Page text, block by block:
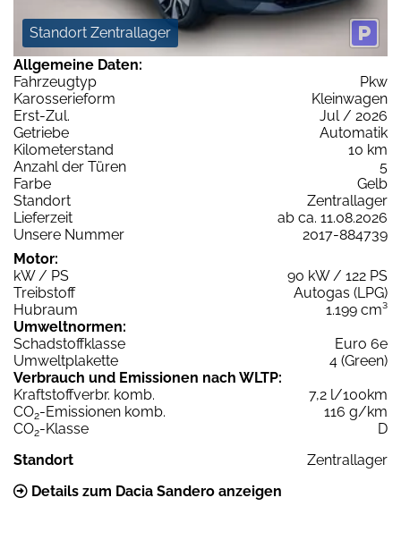
Standort Zentrallager
Allgemeine Daten:
Fahrzeugtyp
Pkw
Karosserieform
Kleinwagen
Erst-Zul.
Jul / 2026
Getriebe
Automatik
Kilometerstand
10 km
Anzahl der Türen
5
Farbe
Gelb
Standort
Zentrallager
Lieferzeit
ab ca. 11.08.2026
Unsere Nummer
2017-884739
Motor:
kW / PS
90 kW / 122 PS
Treibstoff
Autogas (LPG)
Hubraum
1.199 cm³
Umweltnormen:
Schadstoffklasse
Euro 6e
Umweltplakette
4 (Green)
Verbrauch und Emissionen nach WLTP:
Kraftstoffverbr. komb.
7,2 l/100km
CO2-Emissionen komb.
116 g/km
CO2-Klasse
D
Standort
Zentrallager
Details zum Dacia Sandero anzeigen